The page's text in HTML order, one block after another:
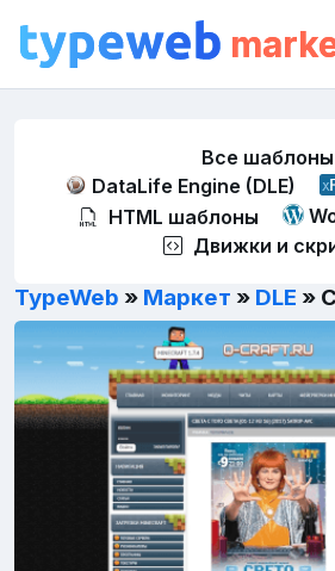
Все шаблоны
DataLife Engine (DLE)
HTML шаблоны
Движки и
TypeWeb » Маркет » DLE »